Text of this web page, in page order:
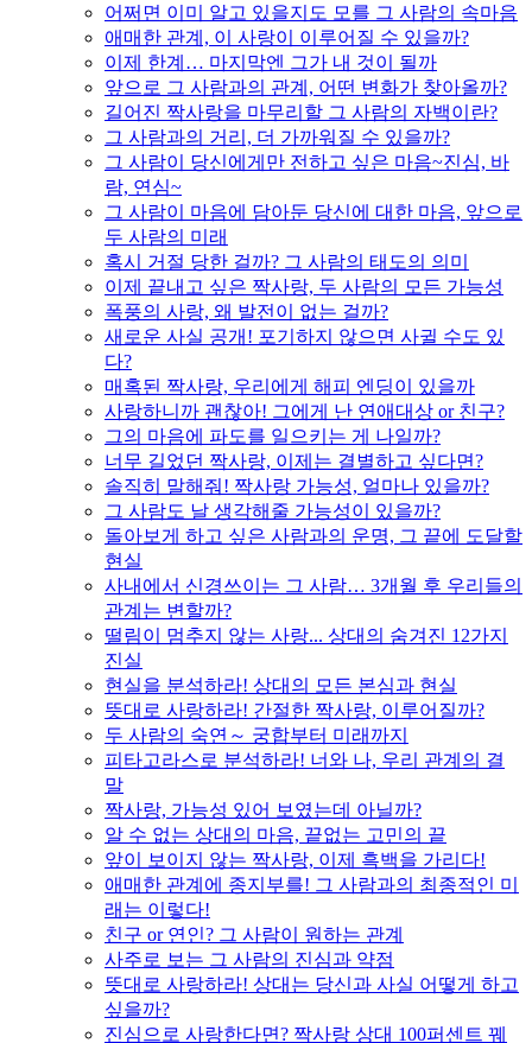
어쩌면 이미 알고 있을지도 모를 그 사람의 속마음
애매한 관계, 이 사랑이 이루어질 수 있을까?
이제 한계… 마지막엔 그가 내 것이 될까
앞으로 그 사람과의 관계, 어떤 변화가 찾아올까?
길어진 짝사랑을 마무리할 그 사람의 자백이란?
그 사람과의 거리, 더 가까워질 수 있을까?
그 사람이 당신에게만 전하고 싶은 마음~진심, 바
람, 연심~
그 사람이 마음에 담아둔 당신에 대한 마음, 앞으로
두 사람의 미래
혹시 거절 당한 걸까? 그 사람의 태도의 의미
이제 끝내고 싶은 짝사랑, 두 사람의 모든 가능성
폭풍의 사랑, 왜 발전이 없는 걸까?
새로운 사실 공개! 포기하지 않으면 사귈 수도 있
다?
매혹된 짝사랑, 우리에게 해피 엔딩이 있을까
사랑하니까 괜찮아! 그에게 난 연애대상 or 친구?
그의 마음에 파도를 일으키는 게 나일까?
너무 길었던 짝사랑, 이제는 결별하고 싶다면?
솔직히 말해줘! 짝사랑 가능성, 얼마나 있을까?
그 사람도 날 생각해줄 가능성이 있을까?
돌아보게 하고 싶은 사람과의 운명, 그 끝에 도달할
현실
사내에서 신경쓰이는 그 사람… 3개월 후 우리들의
관계는 변할까?
떨림이 멈추지 않는 사랑... 상대의 숨겨진 12가지
진실
현실을 분석하라! 상대의 모든 본심과 현실
뜻대로 사랑하라! 간절한 짝사랑, 이루어질까?
두 사람의 숙연～ 궁합부터 미래까지
피타고라스로 분석하라! 너와 나, 우리 관계의 결
말
짝사랑, 가능성 있어 보였는데 아닐까?
알 수 없는 상대의 마음, 끝없는 고민의 끝
앞이 보이지 않는 짝사랑, 이제 흑백을 가리다!
애매한 관계에 종지부를! 그 사람과의 최종적인 미
래는 이렇다!
친구 or 연인? 그 사람이 원하는 관계
사주로 보는 그 사람의 진심과 약점
뜻대로 사랑하라! 상대는 당신과 사실 어떻게 하고
싶을까?
진심으로 사랑한다면? 짝사랑 상대 100퍼센트 꿰